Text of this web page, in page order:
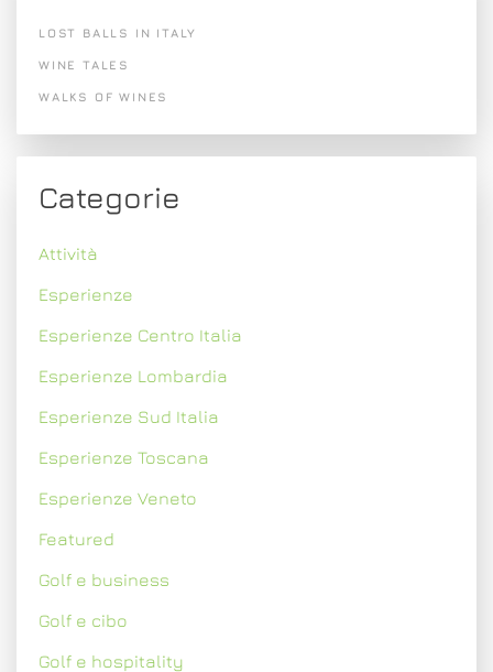
LOST BALLS IN ITALY
WINE TALES
WALKS OF WINES
Categorie
Attività
Esperienze
Esperienze Centro Italia
Esperienze Lombardia
Esperienze Sud Italia
Esperienze Toscana
Esperienze Veneto
Featured
Golf e business
Golf e cibo
Golf e hospitality